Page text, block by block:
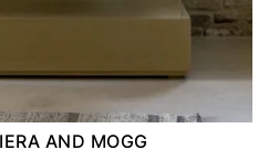
AND MOGG